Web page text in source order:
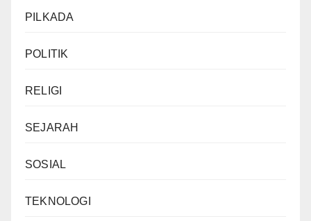
PILKADA
POLITIK
RELIGI
SEJARAH
SOSIAL
TEKNOLOGI